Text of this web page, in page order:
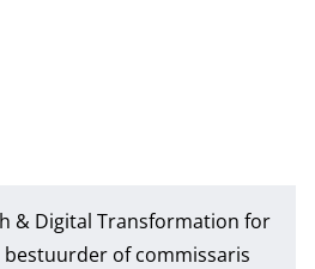
& Digital Transformation for
bestuurder of commissaris